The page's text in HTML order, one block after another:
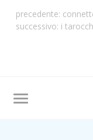
precedente:
successivo: i